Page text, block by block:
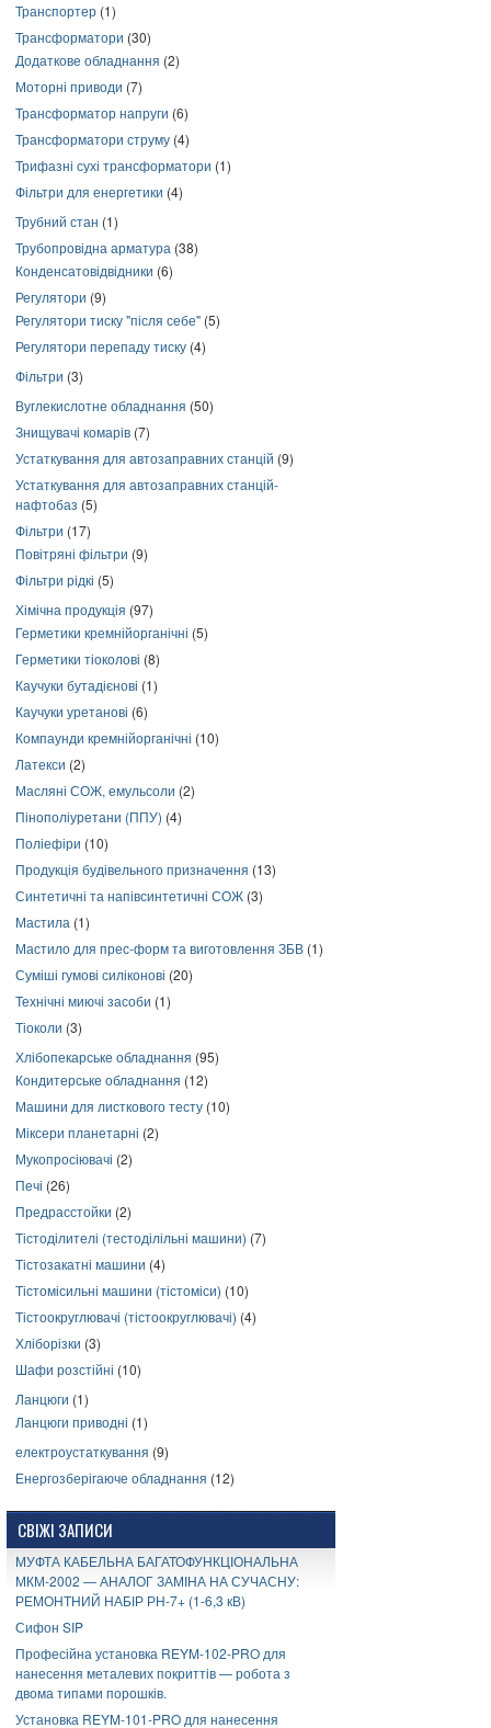
Транспортер (1)
Трансформатори (30)
Додаткове обладнання (2)
Моторні приводи (7)
Трансформатор напруги (6)
Трансформатори струму (4)
Трифазні сухі трансформатори (1)
Фільтри для енергетики (4)
Трубний стан (1)
Трубопровідна арматура (38)
Конденсатовідвідники (6)
Регулятори (9)
Регулятори тиску "після себе" (5)
Регулятори перепаду тиску (4)
Фільтри (3)
Вуглекислотне обладнання (50)
Знищувачі комарів (7)
Устаткування для автозаправних станцій (9)
Устаткування для автозаправних станцій-
нафтобаз (5)
Фільтри (17)
Повітряні фільтри (9)
Фільтри рідкі (5)
Хімічна продукція (97)
Герметики кремнійорганічні (5)
Герметики тіоколові (8)
Каучуки бутадієнові (1)
Каучуки уретанові (6)
Компаунди кремнійорганічні (10)
Латекси (2)
Масляні СОЖ, емульсоли (2)
Пінополіуретани (ППУ) (4)
Поліефіри (10)
Продукція будівельного призначення (13)
Синтетичні та напівсинтетичні СОЖ (3)
Мастила (1)
Мастило для прес-форм та виготовлення ЗБВ (1)
Суміші гумові силіконові (20)
Технічні миючі засоби (1)
Тіоколи (3)
Хлібопекарське обладнання (95)
Кондитерське обладнання (12)
Машини для листкового тесту (10)
Міксери планетарні (2)
Мукопросіювачі (2)
Печі (26)
Предрасстойки (2)
Тістоділителі (тестоділільні машини) (7)
Тістозакатні машини (4)
Тістомісильні машини (тістоміси) (10)
Тістоокруглювачі (тістоокруглювачі) (4)
Хліборізки (3)
Шафи розстійні (10)
Ланцюги (1)
Ланцюги приводні (1)
електроустаткування (9)
Енергозберігаюче обладнання (12)
СВІЖІ ЗАПИСИ
МУФТА КАБЕЛЬНА БАГАТОФУНКЦІОНАЛЬНА
МКМ-2002 — АНАЛОГ ЗАМІНА НА СУЧАСНУ:
РЕМОНТНИЙ НАБІР РН-7+ (1-6,3 кВ)
Сифон SIP
Професійна установка REYM-102-PRO для
нанесення металевих покриттів — робота з
двома типами порошків.
Установка REYM-101-PRO для нанесення